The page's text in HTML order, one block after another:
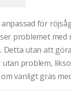
för
problemet
Detta utan att
problem,
vanligt gräs